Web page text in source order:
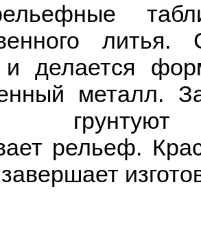
литья.
и делается
металл.
рельеф.